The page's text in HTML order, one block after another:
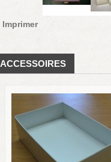
Imprimer
ACCESSOIRES